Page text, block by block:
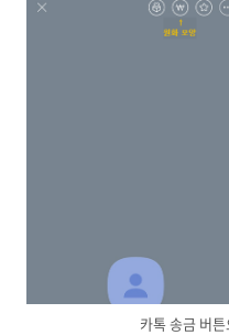
카톡 송금 버